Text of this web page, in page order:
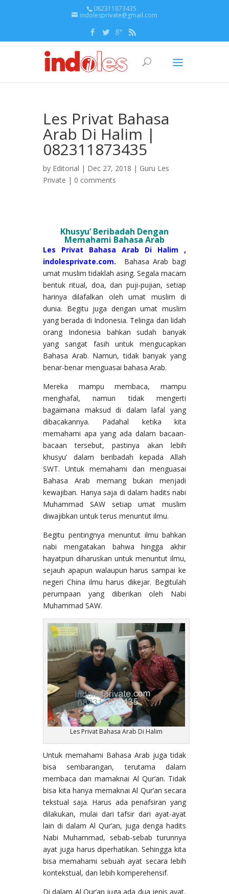
082311873435
indolesprivate@gmail.com
Les Privat Bahasa
Arab Di Halim |
082311873435
by Editorial | Dec 27, 2018 | Guru Les
Private | 0 comments
Khusyu’ Beribadah Dengan
Memahami Bahasa Arab
Les Privat Bahasa Arab Di Halim ,
indolesprivate.com.
Bahasa Arab bagi
umat muslim tidaklah asing. Segala macam
bentuk ritual, doa, dan puji-pujian, setiap
harinya dilafalkan oleh umat muslim di
dunia. Begitu juga dengan umat muslim
yang berada di Indonesia. Telinga dan lidah
orang Indonesia bahkan sudah banyak
yang sangat fasih untuk mengucapkan
Bahasa Arab. Namun, tidak banyak yang
benar-benar menguasai bahasa Arab.
Mereka mampu membaca, mampu
menghafal, namun tidak mengerti
bagaimana maksud di dalam lafal yang
dibacakannya. Padahal ketika kita
memahami apa yang ada dalam bacaan-
bacaan tersebut, pastinya akan lebih
khusyu’ dalam beribadah kepada Allah
SWT. Untuk memahami dan menguasai
Bahasa Arab memang bukan menjadi
kewajiban. Hanya saja di dalam hadits nabi
Muhammad SAW setiap umat muslim
diwajibkan untuk terus menuntut ilmu.
Begitu pentingnya menuntut ilmu bahkan
nabi mengatakan bahwa hingga akhir
hayatpun diharuskan untuk menuntut ilmu,
sejauh apapun walaupun harus sampai ke
negeri China ilmu harus dikejar. Begitulah
perumpaan yang diberikan oleh Nabi
Muhammad SAW.
Les Privat Bahasa Arab Di Halim
Untuk memahami Bahasa Arab juga tidak
bisa sembarangan, terutama dalam
membaca dan mamaknai Al Qur’an. Tidak
bisa kita hanya memaknai Al Qur’an secara
tekstual saja. Harus ada penafsiran yang
dilakukan, mulai dari tafsir dari ayat-ayat
lain di dalam Al Qur’an, juga denga hadits
Nabi Muhammad, sebab-sebab turunnya
ayat juga harus diperhatikan. Sehingga kita
bisa memahami sebuah ayat secara lebih
kontekstual, dan lebih komperehensif.
Di dalam Al Qur’an juga ada dua jenis ayat,